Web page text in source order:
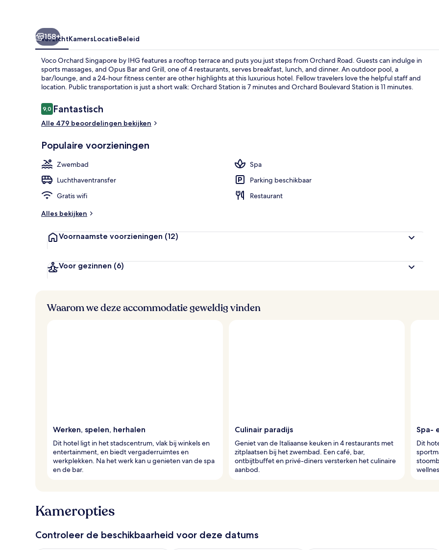
4
158+
OverzichtKamersLocatieBeleid
Voco Orchard Singapore by IHG features a rooftop terrace and puts you just steps from Orchard Road. Guests can indulge in
sports massages, and Opus Bar and Grill, one of 4 restaurants, serves breakfast, lunch, and dinner. An outdoor pool, a
bar/lounge, and a 24-hour fitness center are other highlights at this luxurious hotel. Fellow travelers love the helpful staff and
location. Public transportation is just a short walk: Orchard Station is 7 minutes and Orchard Boulevard Station is 11 minutes.
Beoordelingen
9,09,0 op 10 –
Fantastisch
Alle 479 beoordelingen bekijken
Populaire voorzieningen
Zwembad
Spa
Luchthaventransfer
Parking beschikbaar
Gratis wifi
Restaurant
Alles bekijken
Voornaamste voorzieningen (12)
Voor gezinnen (6)
Waarom we deze accommodatie geweldig vinden
Werken, spelen, herhalen
Dit hotel ligt in het stadscentrum, vlak bij winkels en
entertainment, en biedt vergaderruimtes en
werkplekken. Na het werk kan u genieten van de spa
en de bar.
Culinair paradijs
Geniet van de Italiaanse keuken in 4 restaurants met
zitplaatsen bij het zwembad. Een café, bar,
ontbijtbuffet en privé-diners versterken het culinaire
aanbod.
Spa-
Dit
Kameropties
Controleer de beschikbaarheid voor deze datums